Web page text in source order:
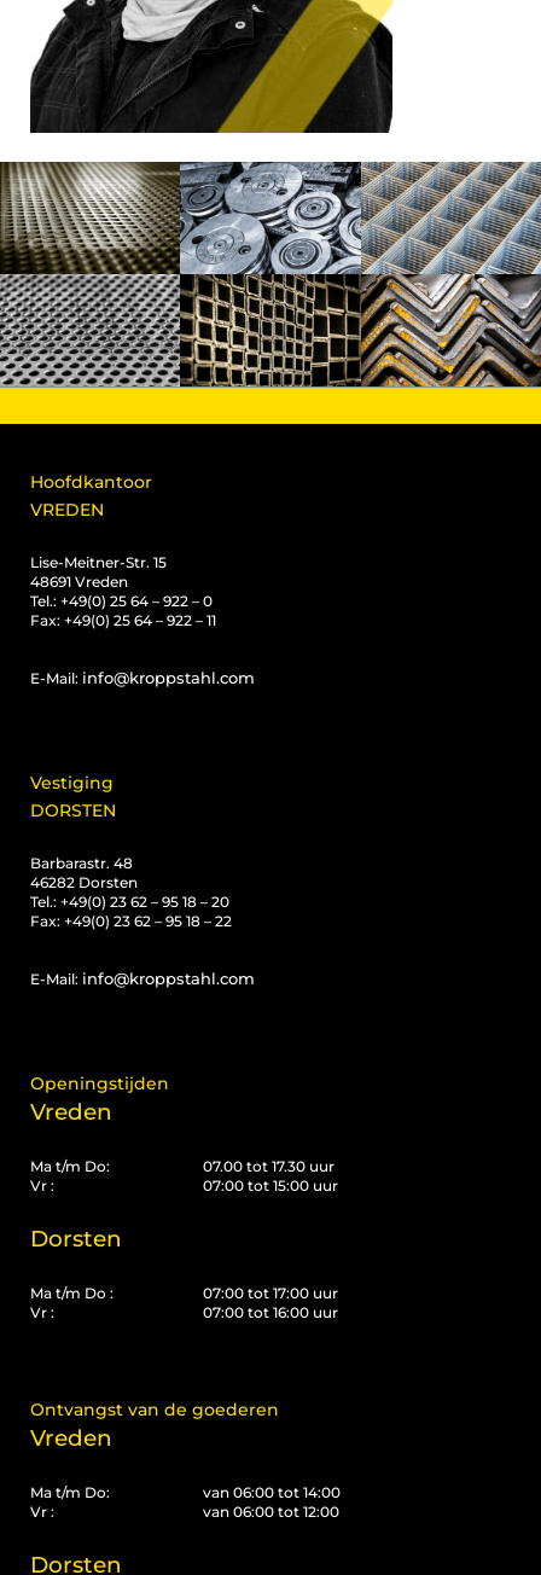
Hoofdkantoor
VREDEN
Lise-Meitner-Str. 15
48691 Vreden
Tel.: +49(0) 25 64 – 922 – 0
Fax: +49(0) 25 64 – 922 – 11
E-Mail: info@kroppstahl.com
Vestiging
DORSTEN
Barbarastr. 48
46282 Dorsten
Tel.: +49(0) 23 62 – 95 18 – 20
Fax: +49(0) 23 62 – 95 18 – 22
E-Mail: info@kroppstahl.com
Openingstijden
Vreden
Ma t/m Do:
Vr :
07.00 tot 17.30 uur
07:00 tot 15:00 uur
Dorsten
Ma t/m Do :
Vr :
07:00 tot 17:00 uur
07:00 tot 16:00 uur
Ontvangst van de goederen
Vreden
Ma t/m Do:
Vr :
van 06:00 tot 14:00
van 06:00 tot 12:00
Dorsten